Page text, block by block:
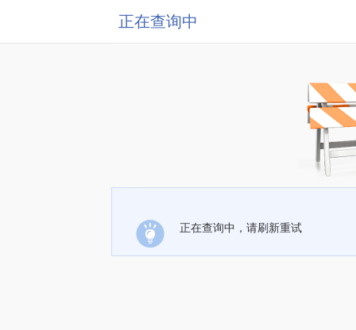
正在查询中
正在查询中，请刷新重试